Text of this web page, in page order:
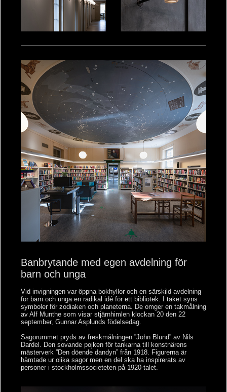
Banbrytande med egen avdelning för
barn och unga
Vid invigningen var öppna bokhyllor och en särskild avdelning
för barn och unga en radikal idé för ett bibliotek. I taket syns
symboler för zodiaken och planeterna. De omger en takmålning
av Alf Munthe som visar stjärnhimlen klockan 20 den 22
september, Gunnar Asplunds födelsedag.
Sagorummet pryds av freskmålningen ”John Blund” av Nils
Dardel. Den sovande pojken för tankarna till konstnärens
mästerverk ”Den döende dandyn” från 1918. Figurerna är
hämtade ur olika sagor men en del ska ha inspirerats av
personer i stockholmssocieteten på 1920-talet.